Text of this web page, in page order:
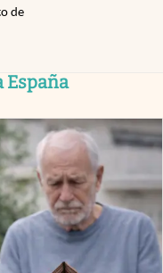
de
España